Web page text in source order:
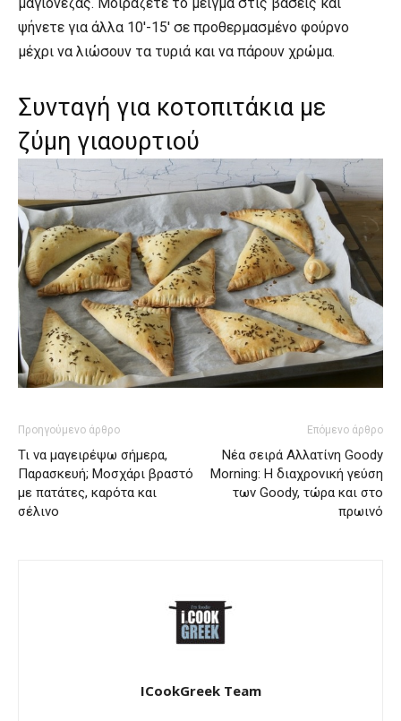
ψήνετε για άλλα 10′-15′ σε προθερμασμένο φούρνο
μέχρι να λιώσουν τα τυριά και να πάρουν χρώμα.
Συνταγή για κοτοπιτάκια με
ζύμη γιαουρτιού
Προηγούμενο άρθρο
Τι να μαγειρέψω σήμερα,
Παρασκευή; Μοσχάρι βραστό
με πατάτες, καρότα και
σέλινο
Επόμενο άρθρο
Νέα σειρά Αλλατίνη Goody
Morning: Η διαχρονική γεύση
των Goody, τώρα και στο
πρωινό
ICookGreek Team